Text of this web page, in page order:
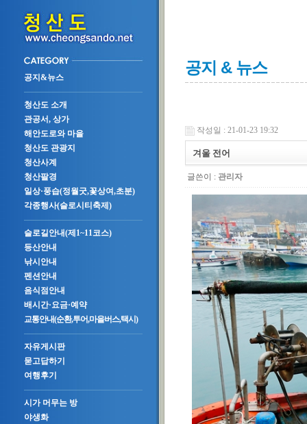
공지&뉴스
청산도 소개
관공서, 상가
해안도로와 마을
청산도 관광지
청산사계
청산팔경
일상·풍습(정월굿,꽃상여,초분)
각종행사(슬로시티축제)
슬로길안내(제1~11코스)
등산안내
낚시안내
펜션안내
음식점안내
배시간·요금·예약
교통안내(순환,투어,마을버스,택시)
자유게시판
묻고답하기
여행후기
시가 머무는 방
야생화
공지 & 뉴스
작성일 : 21-01-23 19:32
겨울 전어
글쓴이 : 관리자